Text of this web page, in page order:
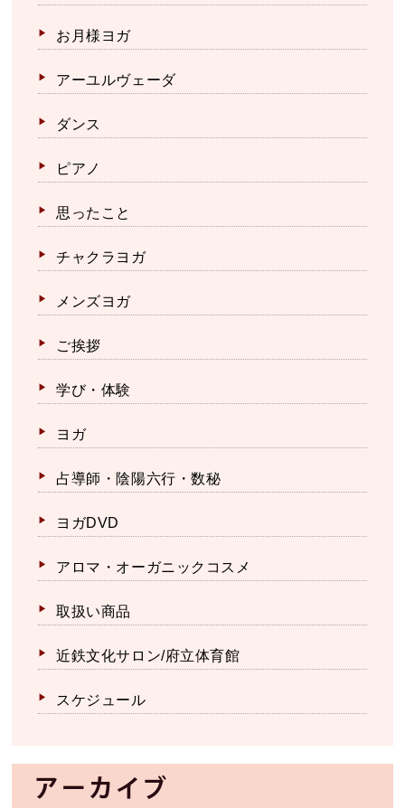
お月様ヨガ
アーユルヴェーダ
ダンス
ピアノ
思ったこと
チャクラヨガ
メンズヨガ
ご挨拶
学び・体験
ヨガ
占導師・陰陽六行・数秘
ヨガDVD
アロマ・オーガニックコスメ
取扱い商品
近鉄文化サロン/府立体育館
スケジュール
アーカイブ